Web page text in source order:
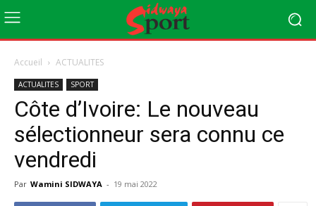
Accueil ACTUALITES
ACTUALITES SPORT
Côte d’Ivoire: Le nouveau
sélectionneur sera connu ce
vendredi
Par Wamini SIDWAYA - 19 mai 2022